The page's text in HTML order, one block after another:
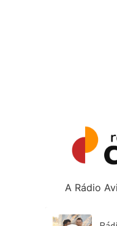
A Rádio